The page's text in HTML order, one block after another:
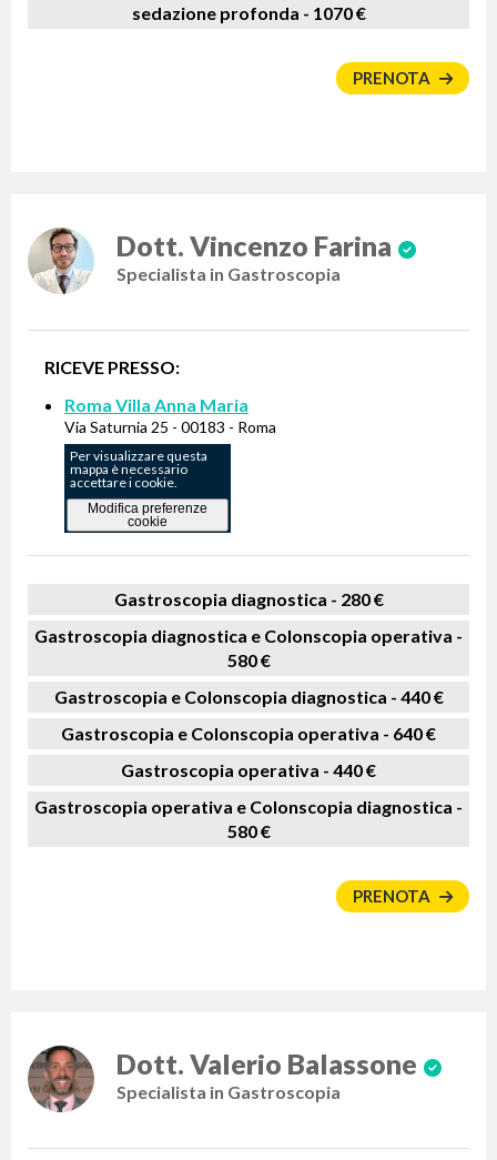
sedazione profonda - 1070 €
PRENOTA
Dott. Vincenzo Farina
Specialista in Gastroscopia
RICEVE PRESSO:
Roma Villa Anna Maria
Via Saturnia 25 - 00183 - Roma
Per visualizzare questa
mappa è necessario
accettare i cookie.
Modifica preferenze
cookie
Gastroscopia diagnostica - 280 €
Gastroscopia diagnostica e Colonscopia operativa -
580 €
Gastroscopia e Colonscopia diagnostica - 440 €
Gastroscopia e Colonscopia operativa - 640 €
Gastroscopia operativa - 440 €
Gastroscopia operativa e Colonscopia diagnostica -
580 €
PRENOTA
Dott. Valerio Balassone
Specialista in Gastroscopia